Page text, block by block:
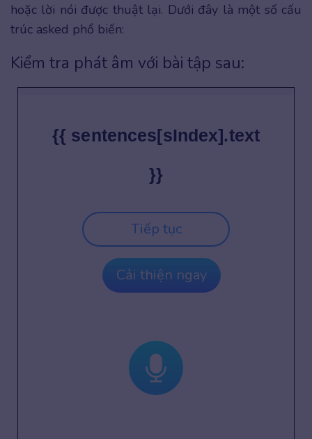
hoặc lời nói được thuật lại. Dưới đây là một số cấu
trúc asked phổ biến:
Kiểm tra phát âm với bài tập sau:
{{ sentences[sIndex].text
}}
Tiếp tục
Cải thiện ngay